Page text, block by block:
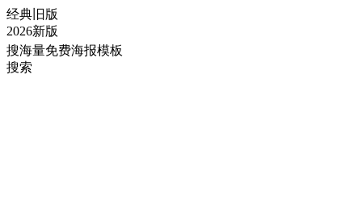
经典旧版
2026新版
搜海量免费海报模板
搜索